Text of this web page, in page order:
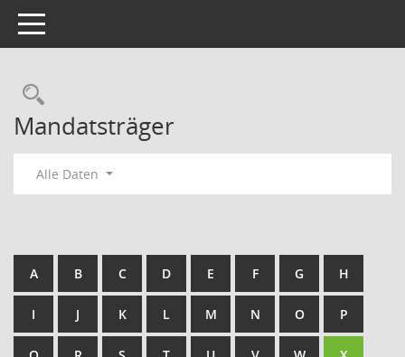
Toggle navigation
Rechercheauswahl
Mandatsträger
Alle Daten
A B C D E F G H
I J K L M N O P